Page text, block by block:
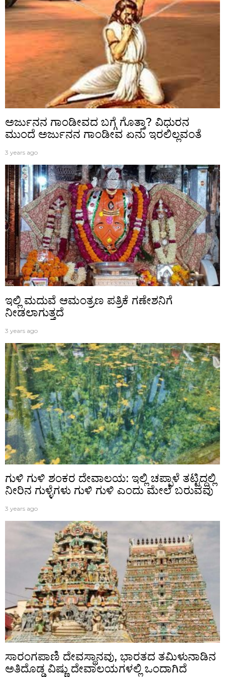
ಅರ್ಜುನನ ಗಾಂಡೀವದ ಬಗ್ಗೆ ಗೊತ್ತಾ? ವಿಧುರನ
ಮುಂದೆ ಅರ್ಜುನನ ಗಾಂಡೀವ ಏನು ಇರಲಿಲ್ಲವಂತೆ
3 years ago
ಇಲ್ಲಿ ಮದುವೆ ಆಮಂತ್ರಣ ಪತ್ರಿಕೆ ಗಣೇಶನಿಗೆ
ನೀಡಲಾಗುತ್ತದೆ
3 years ago
ಗುಳಿ ಗುಳಿ ಶಂಕರ ದೇವಾಲಯ: ಇಲ್ಲಿ ಚಪ್ಪಾಳೆ ತಟ್ಟಿದ್ದಲ್ಲಿ
ನೀರಿನ ಗುಳ್ಳೆಗಳು ಗುಳಿ ಗುಳಿ ಎಂದು ಮೇಲೆ ಬರುವವು
3 years ago
ಸಾರಂಗಪಾಣಿ ದೇವಸ್ಥಾನವು, ಭಾರತದ ತಮಿಳುನಾಡಿನ
ಅತಿದೊಡ್ಡ ವಿಷ್ಣು ದೇವಾಲಯಗಳಲ್ಲಿ ಒಂದಾಗಿದೆ